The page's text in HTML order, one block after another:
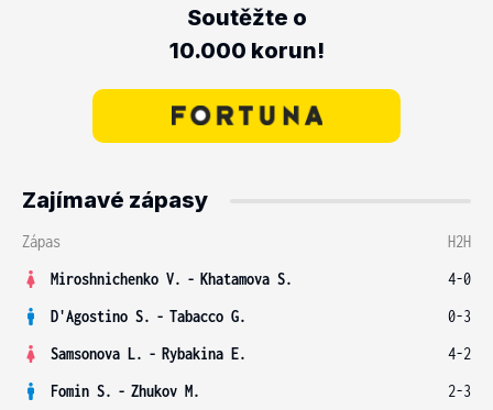
Soutěžte o
10.000 korun!
Zajímavé zápasy
Zápas
H2H
Miroshnichenko V. - Khatamova S.
4-0
D'Agostino S. - Tabacco G.
0-3
Samsonova L. - Rybakina E.
4-2
Fomin S. - Zhukov M.
2-3